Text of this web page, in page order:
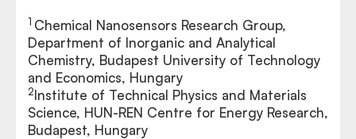
1 Chemical Nanosensors Research Group,
Department of Inorganic and Analytical
Chemistry, Budapest University of Technology
and Economics, Hungary
2Institute of Technical Physics and Materials
Science, HUN-REN Centre for Energy Research,
Budapest, Hungary